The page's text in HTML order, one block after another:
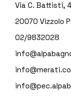
Via C. Battisti, 4
20070 Vizzolo
02/9832028